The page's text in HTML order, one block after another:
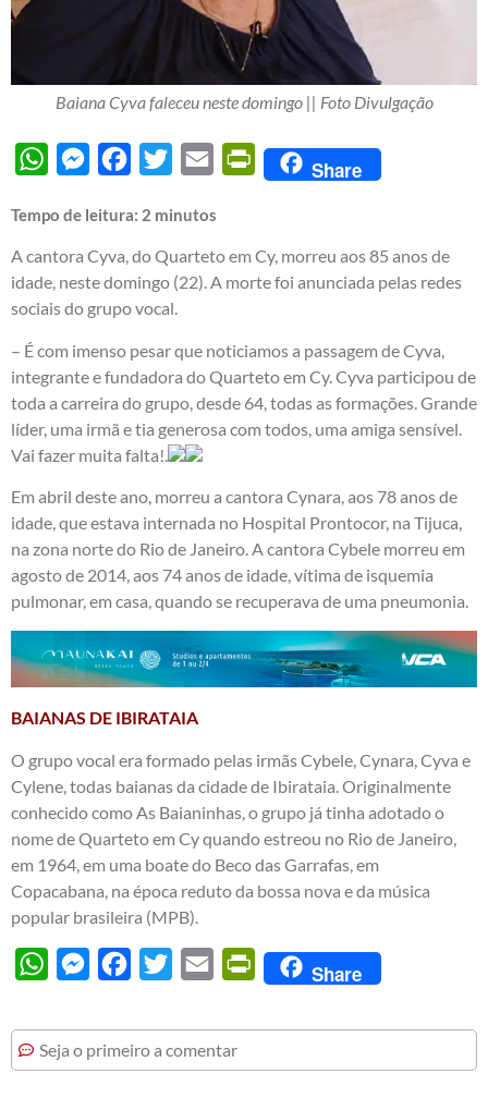
Baiana Cyva faleceu neste domingo || Foto Divulgação
WhatsAppMessengerFacebook
Twitter Email PrintFriendly
Share
Tempo de leitura: 2 minutos
A cantora Cyva, do Quarteto em Cy, morreu aos 85 anos de
idade, neste domingo (22). A morte foi anunciada pelas redes
sociais do grupo vocal.
– É com imenso pesar que noticiamos a passagem de Cyva,
integrante e fundadora do Quarteto em Cy. Cyva participou de
toda a carreira do grupo, desde 64, todas as formações. Grande
líder, uma irmã e tia generosa com todos, uma amiga sensível.
Vai fazer muita falta!.
Em abril deste ano, morreu a cantora Cynara, aos 78 anos de
idade, que estava internada no Hospital Prontocor, na Tijuca,
na zona norte do Rio de Janeiro. A cantora Cybele morreu em
agosto de 2014, aos 74 anos de idade, vítima de isquemia
pulmonar, em casa, quando se recuperava de uma pneumonia.
BAIANAS DE IBIRATAIA
O grupo vocal era formado pelas irmãs Cybele, Cynara, Cyva e
Cylene, todas baianas da cidade de Ibirataia. Originalmente
conhecido como As Baianinhas, o grupo já tinha adotado o
nome de Quarteto em Cy quando estreou no Rio de Janeiro,
em 1964, em uma boate do Beco das Garrafas, em
Copacabana, na época reduto da bossa nova e da música
popular brasileira (MPB).
WhatsAppMessengerFacebook
Twitter Email PrintFriendly
Share
Seja o primeiro a comentar